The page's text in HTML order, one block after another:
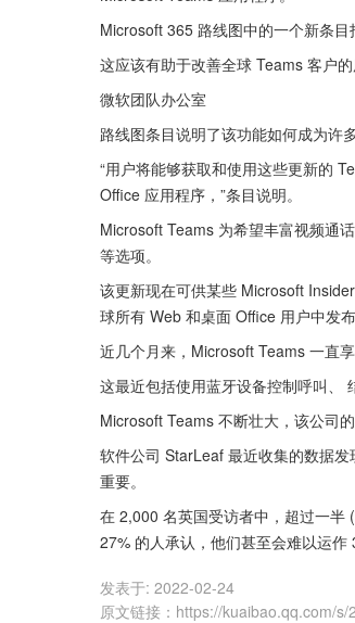
Microsoft 365 路线图中的一个新条
这应该有助于改善全球 Teams 客户
微软团队办公室
路线图条目说明了该功能如何成为许
“用户将能够获取和使用这些更新的
Office 应用程序，”条目说明。
Microsoft Teams 为希望丰富视频通
等选项。
该更新现在可供某些 Microsoft
球所有 Web 和桌面 Office 用户中发
近几个月来，Microsoft Teams 一直
这最近包括使用蓝牙设备控制呼叫、
Microsoft Teams 不断壮大，该公司
软件公司 StarLeaf 最近收集的数据
重要。
在 2,000 名英国受访者中，超过一半
27% 的人承认，他们甚至会难以运作
发表于: 2022-02-24
原文链接 ： https://kuaibao.qq.com/